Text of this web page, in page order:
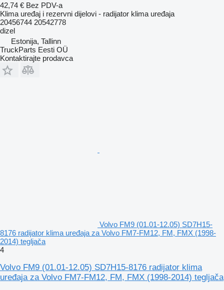
42,74 € Bez PDV-a
Klima uređaj i rezervni dijelovi - radijator klima uređaja
20456744 20542778
dizel
Estonija, Tallinn
TruckParts Eesti OÜ
Kontaktirajte prodavca
Volvo FM9 (01.01-12.05) SD7H15-
8176 radijator klima uređaja za Volvo FM7-FM12, FM, FMX (1998-
2014) tegljača
4
Volvo FM9 (01.01-12.05) SD7H15-8176 radijator klima
uređaja za Volvo FM7-FM12, FM, FMX (1998-2014) tegljača